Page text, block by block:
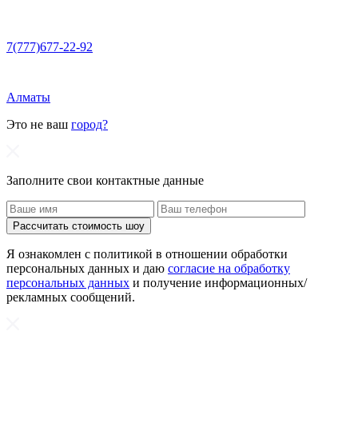
7(777)677-22-92
Алматы
Это не ваш город?
Заполните свои контактные данные
Рассчитать стоимость шоу
Я ознакомлен с политикой в отношении обработки
персональных данных и даю согласие на обработку
персональных данных и получение информационных/
рекламных сообщений.